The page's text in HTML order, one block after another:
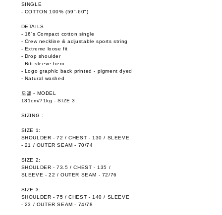
SINGLE
- COTTON 100% (59"-60")
DETAILS
- 16's Compact cotton single
- Crew neckline & adjustable sports string
- Extreme loose fit
- Drop shoulder
- Rib sleeve hem
- Logo graphic back printed - pigment dyed
- Natural washed
모델 - MODEL
181cm/71kg - SIZE 3
SIZING :
SIZE 1:
SHOULDER - 72 / CHEST - 130 / SLEEVE
- 21 / OUTER SEAM - 70/74
SIZE 2:
SHOULDER - 73.5 / CHEST - 135 /
SLEEVE - 22 / OUTER SEAM - 72/76
SIZE 3:
SHOULDER - 75 / CHEST - 140 / SLEEVE
- 23 / OUTER SEAM - 74/78